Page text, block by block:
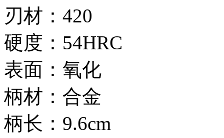
刃材：420
硬度：54HRC
表面：氧化
柄材：合金
柄长：9.6cm